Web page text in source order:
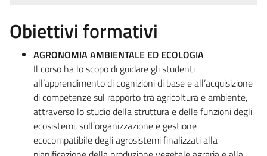
Obiettivi formativi
AGRONOMIA AMBIENTALE ED ECOLOGIA
Il corso ha lo scopo di guidare gli studenti
all’apprendimento di cognizioni di base e all’acquisizione
di competenze sul rapporto tra agricoltura e ambiente,
attraverso lo studio della struttura e delle funzioni degli
ecosistemi, sull’organizzazione e gestione
ecocompatibile degli agrosistemi finalizzati alla